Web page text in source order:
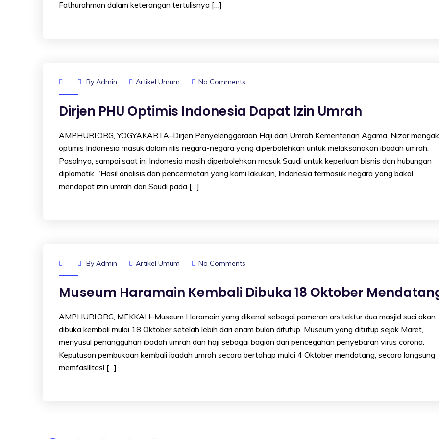
Fathurahman dalam keterangan tertulisnya […]
By Admin Artikel Umum No Comments
Dirjen PHU Optimis Indonesia Dapat Izin Umrah
AMPHURI.ORG, YOGYAKARTA–Dirjen Penyelenggaraan Haji dan Umrah Kementerian Agama, Nizar
optimis Indonesia masuk dalam rilis negara-negara yang diperbolehkan untuk melaksanakan ibadah umrah.
Pasalnya, sampai saat ini Indonesia masih diperbolehkan masuk Saudi untuk keperluan bisnis dan hubungan
diplomatik. “Hasil analisis dan pencermatan yang kami lakukan, Indonesia termasuk negara yang bakal
mendapat izin umrah dari Saudi pada […]
By Admin Artikel Umum No Comments
Museum Haramain Kembali Dibuka 18 Oktober
AMPHURI.ORG, MEKKAH–Museum Haramain yang dikenal sebagai pameran arsitektur dua masjid suci akan
dibuka kembali mulai 18 Oktober setelah lebih dari enam bulan ditutup. Museum yang ditutup sejak Maret,
menyusul penangguhan ibadah umrah dan haji sebagai bagian dari pencegahan penyebaran virus corona.
Keputusan pembukaan kembali ibadah umrah secara bertahap mulai 4 Oktober mendatang, secara langsung
memfasilitasi […]